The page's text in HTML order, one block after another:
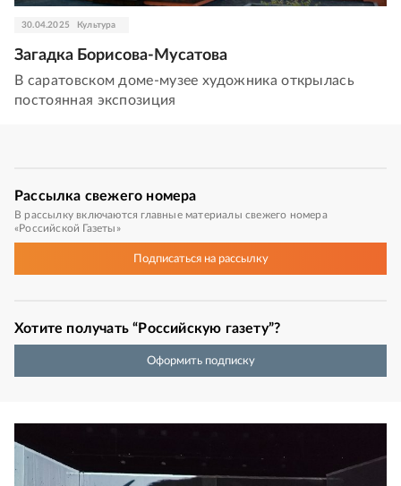
30.04.2025 Культура
Загадка Борисова-Мусатова
В саратовском доме-музее художника открылась
постоянная экспозиция
Рассылка свежего номера
В рассылку включаются главные материалы свежего номера
«Российской Газеты»
Подписатьсяна рассылку
Хотите получать “Российскую газету”?
Оформить подписку